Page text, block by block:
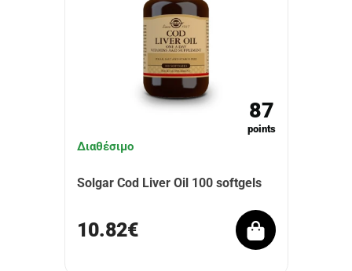
87
points
Διαθέσιμο
Solgar Cod Liver Oil 100 softgels
10.82€